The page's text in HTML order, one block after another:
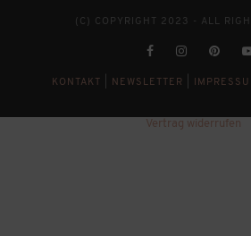
(C) COPYRIGHT 2023 - ALL
KONTAKT NEWSLETTER
Vertrag widerrufen